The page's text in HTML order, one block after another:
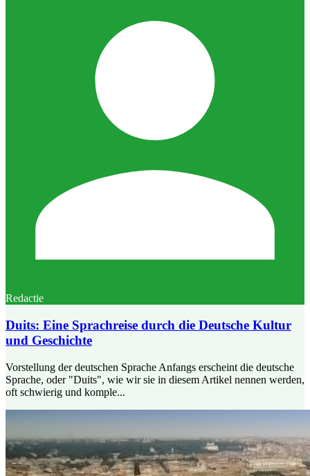
Redactie
Duits: Eine Sprachreise durch die Deutsche Kultur
und Geschichte
Vorstellung der deutschen Sprache Anfangs erscheint die deutsche
Sprache, oder "Duits", wie wir sie in diesem Artikel nennen werden,
oft schwierig und komple...